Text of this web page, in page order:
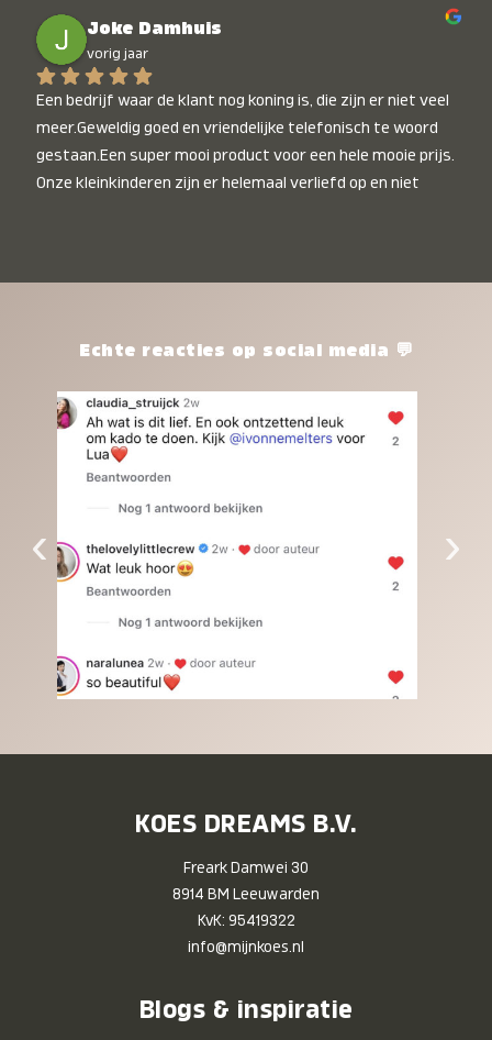
Joke Damhuis
vorig jaar
Een bedrijf waar de klant nog koning is, die zijn er niet veel
meer.Geweldig goed en vriendelijke telefonisch te woord
gestaan.Een super mooi product voor een hele mooie prijs.
Onze kleinkinderen zijn er helemaal verliefd op en niet
het waard.Echte reacties op social media 💬
‹ ›
KOES DREAMS B.V.
Freark Damwei 30
8914 BM Leeuwarden
KvK: 95419322
info@mijnkoes.nl
Blogs & inspiratie